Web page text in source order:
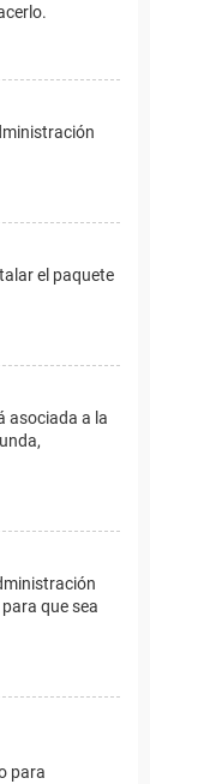
el paquete
asociada a la
que sea
para